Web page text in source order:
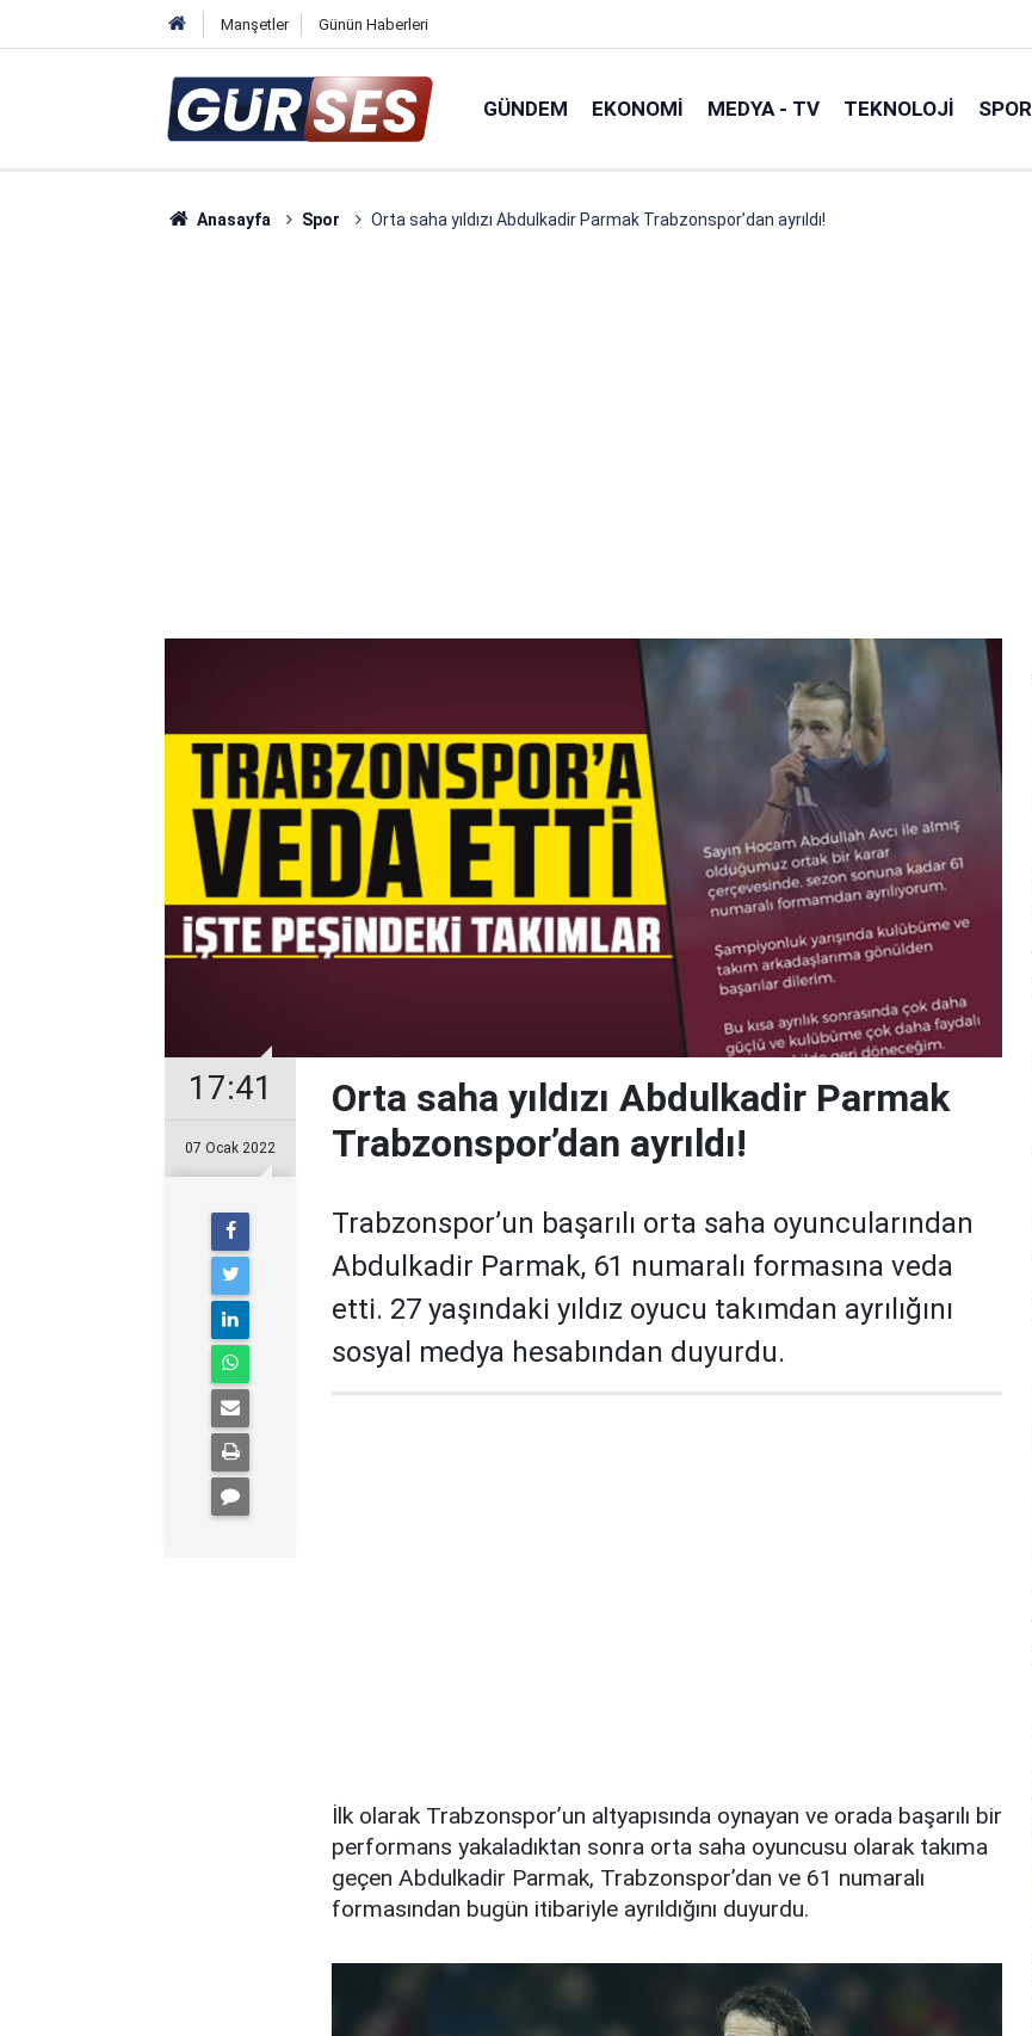
Manşetler Günün Haberleri
GÜNDEM EKONOMI MEDYA - TV TEKNOLOJI SPOR
Anasayfa Spor Orta saha yıldızı Abdulkadir Parmak Trabzonspor’dan ayrıldı!
17:41
07 Ocak 2022
Orta saha yıldızı Abdulkadir Parmak
Trabzonspor’dan ayrıldı!
Trabzonspor’un başarılı orta saha oyuncularından
Abdulkadir Parmak, 61 numaralı formasına veda
etti. 27 yaşındaki yıldız oyucu takımdan ayrılığını
sosyal medya hesabından duyurdu.
İlk olarak Trabzonspor’un altyapısında oynayan ve orada başarılı bir
performans yakaladıktan sonra orta saha oyuncusu olarak takıma
geçen Abdulkadir Parmak, Trabzonspor’dan ve 61 numaralı
formasından bugün itibariyle ayrıldığını duyurdu.